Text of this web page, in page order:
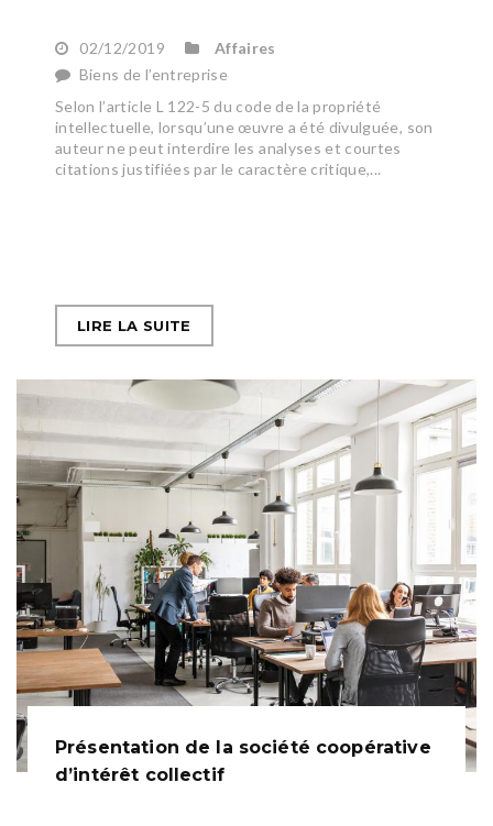
02/12/2019
Affaires
Biens de l’entreprise
Selon l’article L 122-5 du code de la propriété
intellectuelle, lorsqu’une œuvre a été divulguée, son
auteur ne peut interdire les analyses et courtes
citations justifiées par le caractère critique,...
LIRE LA SUITE
Présentation de la société coopérative
d’intérêt collectif